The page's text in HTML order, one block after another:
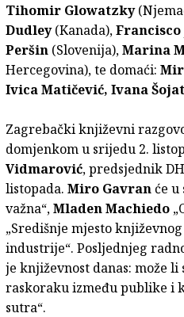
Tihomir Glowatzky
Dudley(Kanada),Francisco
Peršin (Slovenija),Marina
Hercegovina), te domaći:
Ivica Matičević, Ivana Šojat
Zagrebački književni
domjenkom u srijedu 2.
Vidmarović, predsjednik
listopada. Miro Gavranće
važna“,Mladen Machiedo
„Središnje mjesto
industrije“. Posljednjeg
je književnost danas: može
raskoraku između publike i
sutra“.